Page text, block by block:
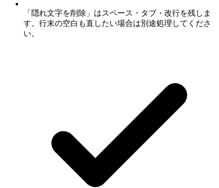
「隠れ文字を削除」はスペース・タブ・改行を残しま
す。行末の空白も直したい場合は別途処理してくださ
い。